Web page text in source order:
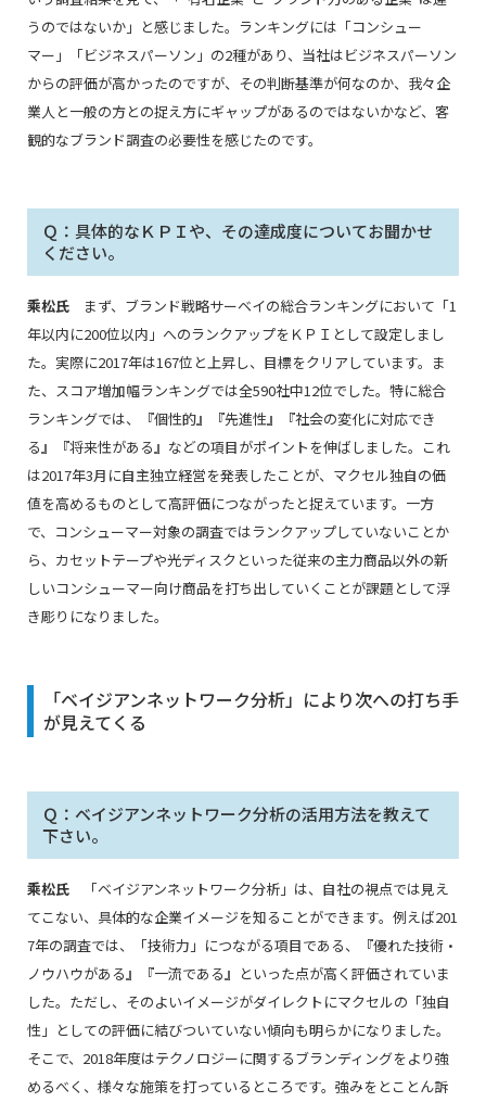
うのではないか」と感じました。ランキングには「コンシュー
マー」「ビジネスパーソン」の2種があり、当社はビジネスパーソン
からの評価が高かったのですが、その判断基準が何なのか、我々企
業人と一般の方との捉え方にギャップがあるのではないかなど、客
観的なブランド調査の必要性を感じたのです。
Ｑ：具体的なＫＰＩや、その達成度についてお聞かせ
ください。
乘松氏 まず、ブランド戦略サーベイの総合ランキングにおいて「1
年以内に200位以内」へのランクアップをＫＰＩとして設定しまし
た。実際に2017年は167位と上昇し、目標をクリアしています。ま
た、スコア増加幅ランキングでは全590社中12位でした。特に総合
ランキングでは、『個性的』『先進性』『社会の変化に対応でき
る』『将来性がある』などの項目がポイントを伸ばしました。これ
は2017年3月に自主独立経営を発表したことが、マクセル独自の価
値を高めるものとして高評価につながったと捉えています。一方
で、コンシューマー対象の調査ではランクアップしていないことか
ら、カセットテープや光ディスクといった従来の主力商品以外の新
しいコンシューマー向け商品を打ち出していくことが課題として浮
き彫りになりました。
「ベイジアンネットワーク分析」により次への打ち手
が見えてくる
Ｑ：ベイジアンネットワーク分析の活用方法を教えて
下さい。
乘松氏 「ベイジアンネットワーク分析」は、自社の視点では見え
てこない、具体的な企業イメージを知ることができます。例えば201
7年の調査では、「技術力」につながる項目である、『優れた技術・
ノウハウがある』『一流である』といった点が高く評価されていま
した。ただし、そのよいイメージがダイレクトにマクセルの「独自
性」としての評価に結びついていない傾向も明らかになりました。
そこで、2018年度はテクノロジーに関するブランディングをより強
めるべく、様々な施策を打っているところです。強みをとことん訴